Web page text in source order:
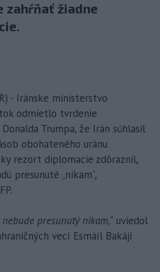
zahŕňať žiadne
- Iránske ministerstvo
odmietlo tvrdenie
Trumpa, že Irán súhlasil
obohateného uránu
rezort diplomacie zdôraznil,
presunuté „nikam“,
presunutý nikam,“ uviedol
vecí Esmáíl Bakájí